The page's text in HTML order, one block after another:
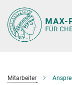
Hauptinhalt
Mitarbeiter